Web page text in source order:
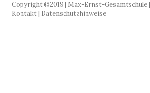
Copyright ©2019 | Max-Ernst-Gesamtschule |
Kontakt | Datenschutzhinweise